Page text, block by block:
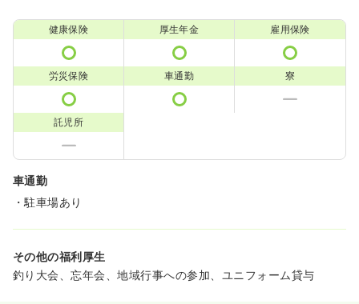
健康保険 厚生年金 雇用保険
労災保険 車通勤 寮
託児所
車通勤
・駐車場あり
その他の福利厚生
釣り大会、忘年会、地域行事への参加、ユニフォーム貸与